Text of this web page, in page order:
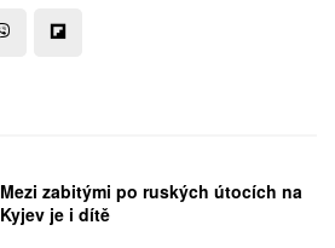
Mezi zabitými po ruských útocích na
Kyjev je i dítě